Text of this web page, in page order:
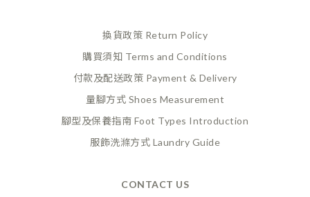
換貨政策 Return Policy
購買須知 Terms and Conditions
付款及配送政策 Payment & Delivery
量腳方式 Shoes Measurement
腳型及保養指南 Foot Types Introduction
服飾洗滌方式 Laundry Guide
CONTACT US